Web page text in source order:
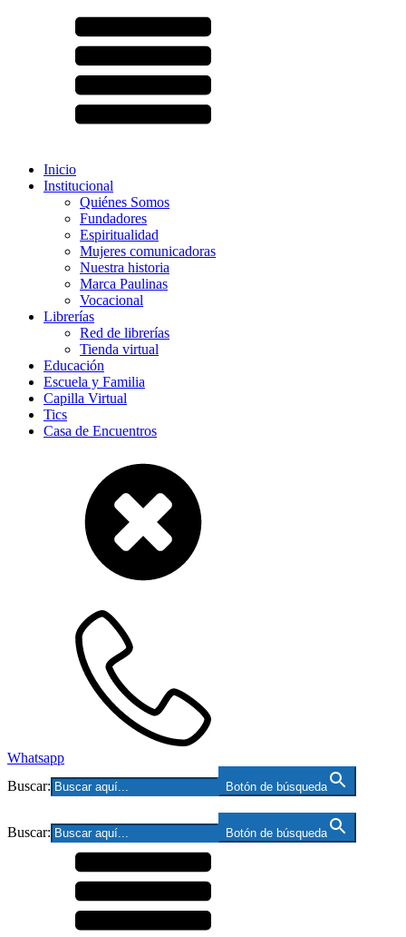
Inicio
Institucional
Quiénes Somos
Fundadores
Espiritualidad
Mujeres comunicadoras
Nuestra historia
Marca Paulinas
Vocacional
Librerías
Red de librerías
Tienda virtual
Educación
Escuela y Familia
Capilla Virtual
Tics
Casa de Encuentros
Whatsapp
Buscar:
Botón de búsqueda
Buscar: Botón de búsqueda